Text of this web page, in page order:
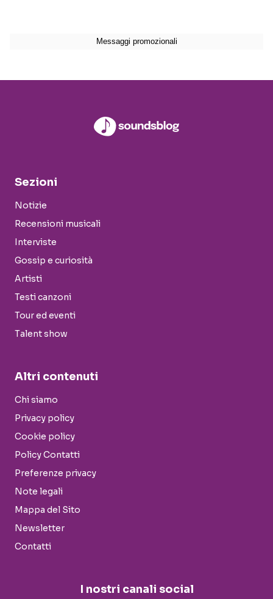
Sezioni
Notizie
Recensioni musicali
Interviste
Gossip e curiosità
Artisti
Testi canzoni
Tour ed eventi
Talent show
Altri contenuti
Chi siamo
Privacy policy
Cookie policy
Policy Contatti
Preferenze privacy
Note legali
Mappa del Sito
Newsletter
Contatti
I nostri canali social